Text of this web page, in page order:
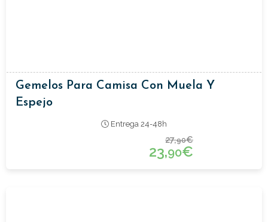
Gemelos Para Camisa Con Muela Y
Espejo
Entrega 24-48h
27,90€
23,90€